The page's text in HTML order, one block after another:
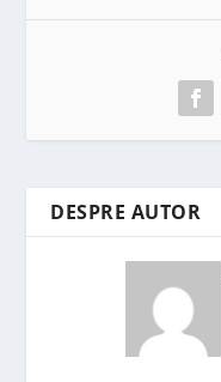
DESPRE AUTOR